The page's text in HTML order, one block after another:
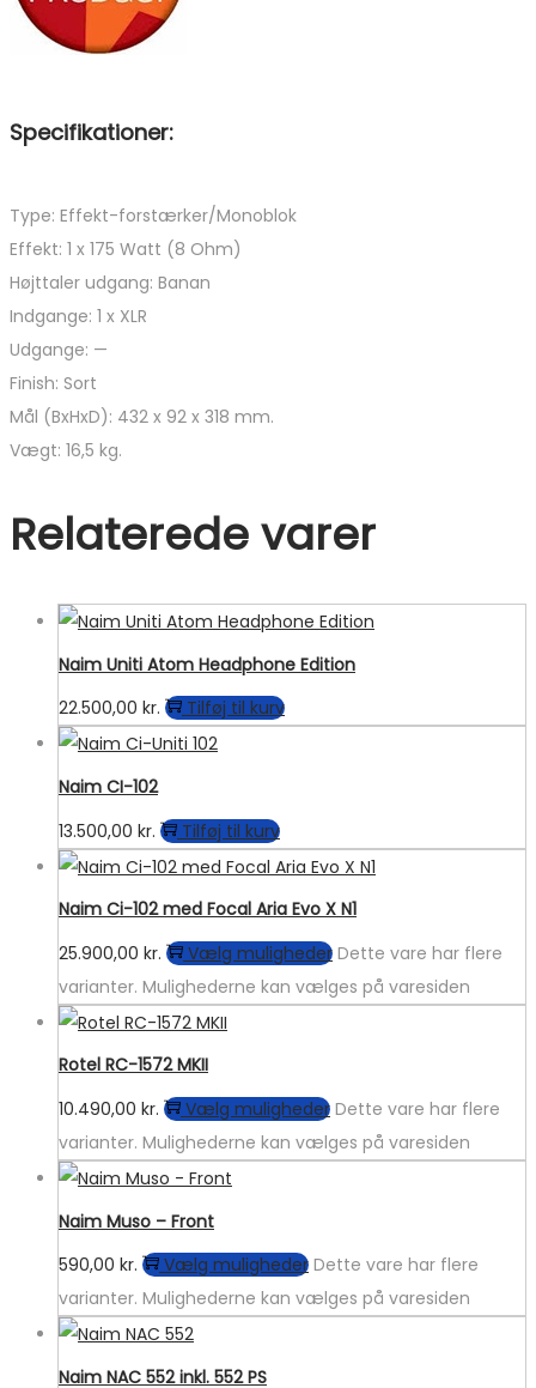
Specifikationer:
Type: Effekt-forstærker/Monoblok
Effekt: 1 x 175 Watt (8 Ohm)
Højttaler udgang: Banan
Indgange: 1 x XLR
Udgange: —
Finish: Sort
Mål (BxHxD): 432 x 92 x 318 mm.
Vægt: 16,5 kg.
Relaterede varer
Naim Uniti Atom Headphone Edition
22.500,00 kr. Tilføj til kurv
Naim CI-102
13.500,00 kr. Tilføj til kurv
Naim Ci-102 med Focal Aria Evo X N1
25.900,00 kr. Vælg muligheder Dette vare har flere
varianter. Mulighederne kan vælges på varesiden
Rotel RC-1572 MKII
10.490,00 kr. Vælg muligheder Dette vare har flere
varianter. Mulighederne kan vælges på varesiden
Naim Muso – Front
590,00 kr. Vælg muligheder Dette vare har flere
varianter. Mulighederne kan vælges på varesiden
Naim NAC 552 inkl. 552 PS